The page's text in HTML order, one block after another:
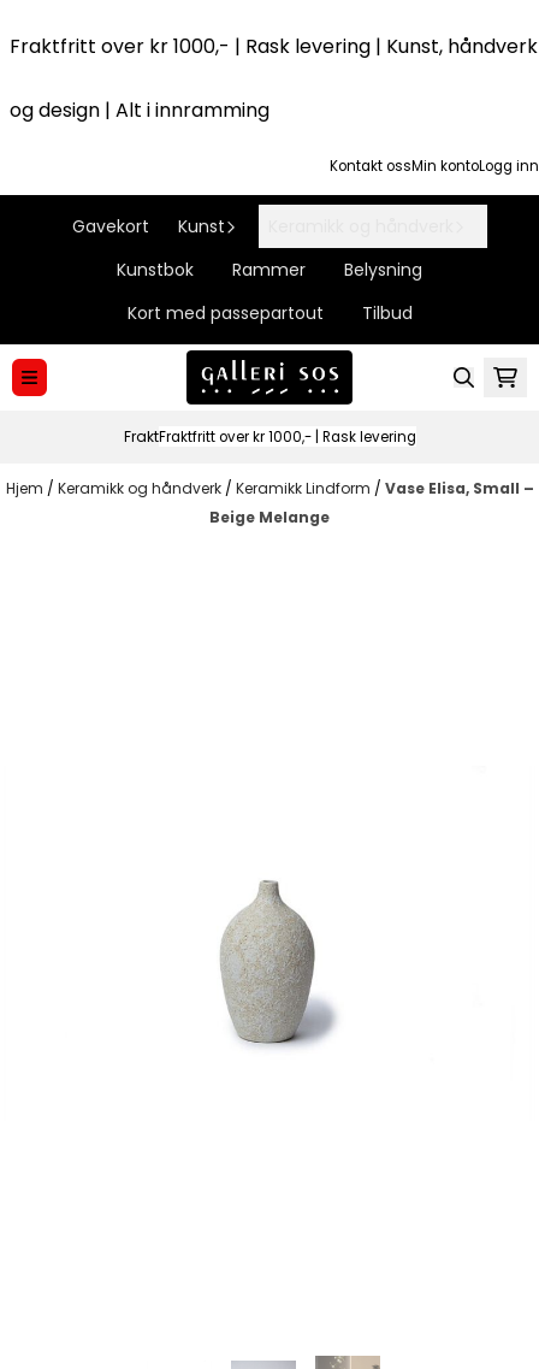
Fraktfritt over kr 1000,- | Rask levering | Kunst, håndverk
og design | Alt i innramming
Kontakt ossMin kontoLogg inn
Gavekort Kunst
Kunstbok
Rammer
Belysning
Kort med passepartout
Tilbud
FraktFraktfritt over kr 1000,- | Rask levering
Hjem / Keramikk og håndverk / Keramikk Lindform / Vase Elisa, Small –
Beige Melange